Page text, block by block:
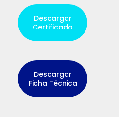
Descargar
Certificado
Descargar
Ficha Técnica